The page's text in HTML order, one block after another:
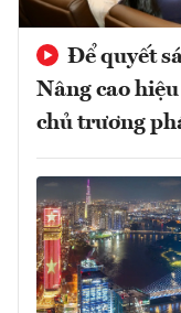
Để quyết
Nâng cao
chủ trương